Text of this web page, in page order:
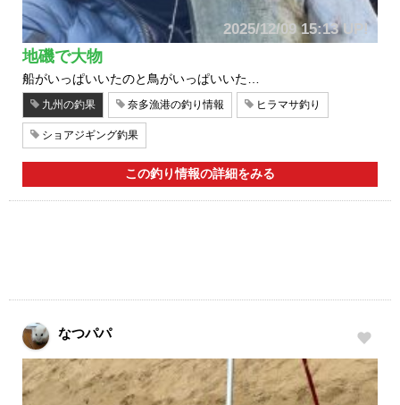
2025/12/09 15:13 UP!
地磯で大物
船がいっぱいいたのと鳥がいっぱいいた…
九州の釣果 奈多漁港の釣り情報 ヒラマサ釣り
ショアジギング釣果
この釣り情報の詳細をみる
なつパパ